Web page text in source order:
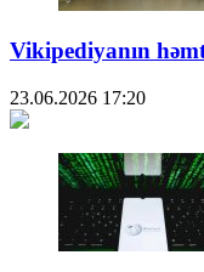
Vikipediyanın
23.06.2026 17:20